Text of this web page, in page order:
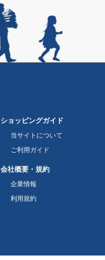
ショッピングガイド
当サイトについて
ご利用ガイド
会社概要・規約
企業情報
利用規約